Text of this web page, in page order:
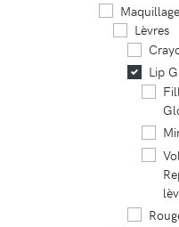
Maquillage
Lèvres
Lip